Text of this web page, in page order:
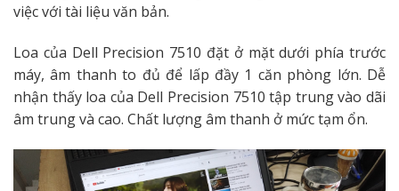
việc với tài liệu văn bản.
Loa của Dell Precision 7510 đặt ở mặt dưới phía trước
máy, âm thanh to đủ để lấp đầy 1 căn phòng lớn. Dễ
nhận thấy loa của Dell Precision 7510 tập trung vào dãi
âm trung và cao. Chất lượng âm thanh ở mức tạm ổn.